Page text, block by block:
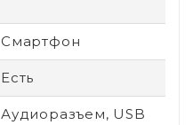
Смартфон
Есть
Аудиоразъем, USB